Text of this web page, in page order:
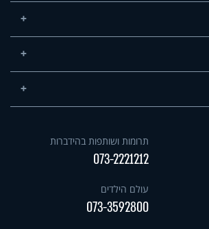
תרומות ושותפות בהידברות
073-2221212
עולם הילדים
073-3592800